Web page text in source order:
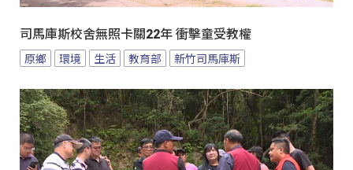
司馬庫斯校舍無照卡關22年 衝擊童受教權
原鄉 環境 生活 教育部 新竹司馬庫斯